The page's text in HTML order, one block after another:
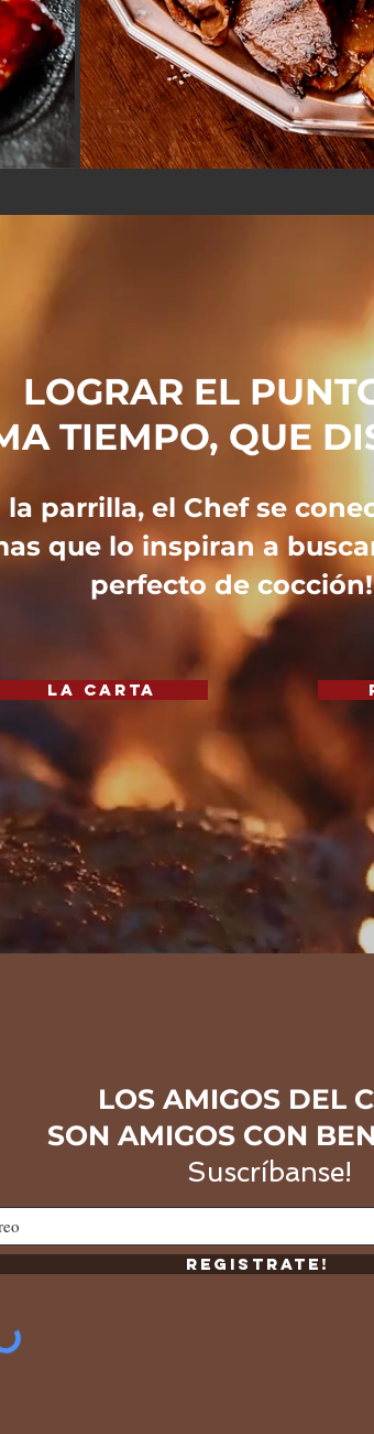
LOGRAR EL
TIEMPO, QUE
la parrilla, el Chef se
que lo inspiran a
perfecto de
la carta
LOS AMIGOS DEL
SON AMIGOS CON
Suscríbanse!
Registrate!